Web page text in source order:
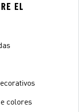
EL
colores